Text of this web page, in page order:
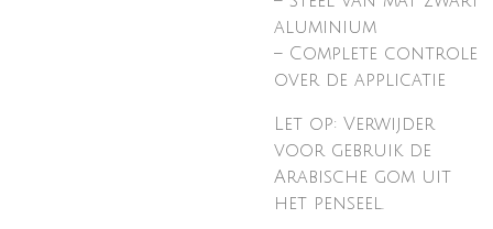
aluminium
– Complete controle
over de applicatie
Let op: Verwijder
voor gebruik de
Arabische gom uit
het penseel.